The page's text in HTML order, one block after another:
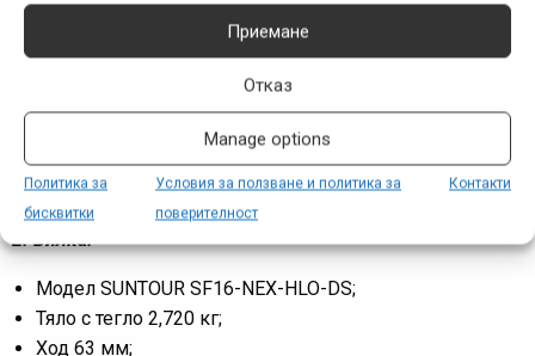
Приемане
Отказ
Manage options
Политика за
бисквитки
Условия за ползване и политика за
поверителност
Контакти
Предлага се в 4 размера: 440 мм, 480 мм , 520 мм;
Стикери под прахов лак, устойчив на удари и
надраскване.
2. Вилка:
Модел SUNTOUR SF16-NEX-HLO-DS;
Тяло с тегло 2,720 кг;
Ход 63 мм;